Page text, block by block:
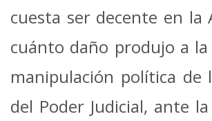
cuesta ser decente en la
cuánto daño produjo a la
manipulación política de
del Poder Judicial, ante